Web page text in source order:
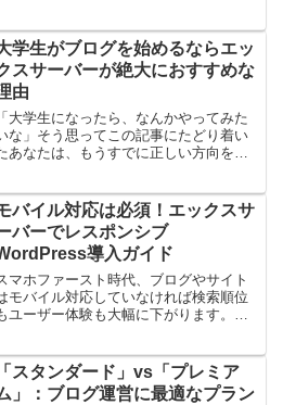
ュ機能）と画像圧縮を組み合わせるだ
で、表示速度を体感レベ...
学生がブログを始めるならエッ
スサーバーが絶大におすすめな
由
「大学生になったら、なんかやってみた
な」そう思ってこの記事にたどり着い
あなたは、もうすでに正しい方向を向
。バイトもサークルも自分で選べる。
使うお金も、使い方も、自分で...
バイル対応は必須！エックスサ
バーでレスポンシブ
導入ガイド
マホファースト時代、ブログやサイト
モバイル対応していなければ検索順位
ユーザー体験も大幅に下がります。し
う」と感じる方も多いはず。そこでおす
すめなのがエックスサーバ...
「スタンダード」vs「プレミア
」：ブログ運営に最適なプラン